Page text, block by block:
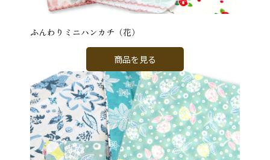
ふんわりミニハンカチ（花）
商品を見る